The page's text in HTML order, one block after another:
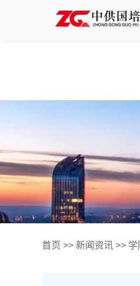
首页 >> 新闻资讯 >> 学